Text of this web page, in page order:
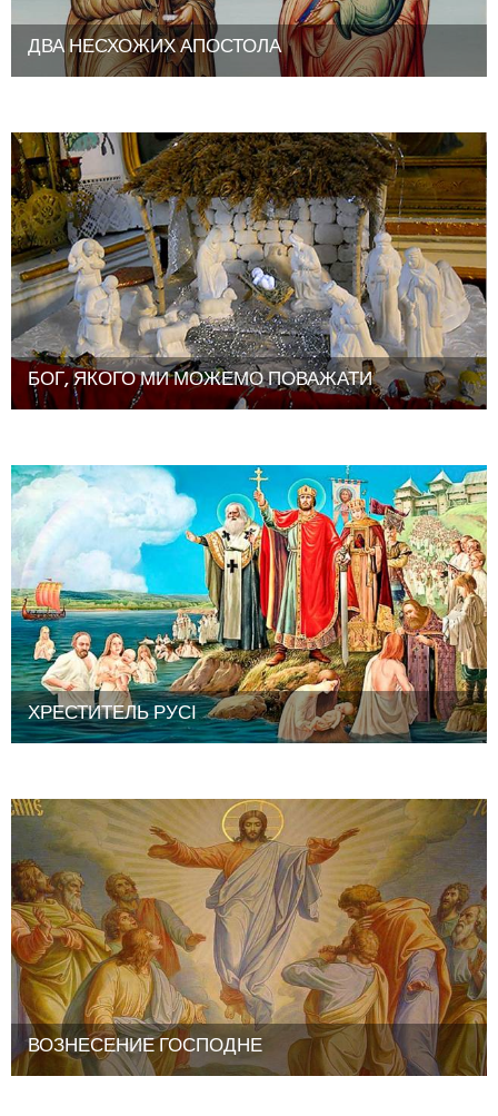
ДВА НЕСХОЖИХ АПОСТОЛА
БОГ, ЯКОГО МИ МОЖЕМО ПОВАЖАТИ
ХРЕСТИТЕЛЬ РУСІ
ВОЗНЕСЕНИЕ ГОСПОДНЕ